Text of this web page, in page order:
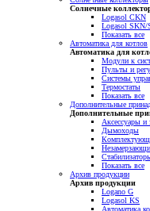
Солнечные
Logasol CKN
Logasol SKN/
Показать все
Автоматика для котлов
Автоматика для
Модули к
Пульты и
Системы
Термостаты
Показать все
Дополнительные
Дополнительные
Аксессуары и
Дымоходы
Показать все
Архив продукции
Архив продукции
Logano G
Logasol KS
Автоматика